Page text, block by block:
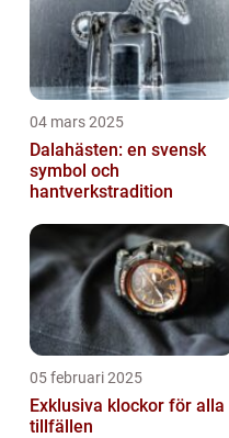
04 mars 2025
Dalahästen: en svensk
symbol och
hantverkstradition
05 februari 2025
Exklusiva klockor för alla
tillfällen